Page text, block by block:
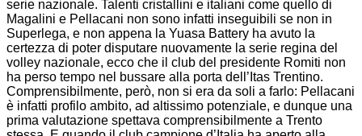
serie nazionale. Talenti cristallini e italiani come quello di
Magalini e Pellacani non sono infatti inseguibili se non in
Superlega, e non appena la Yuasa Battery ha avuto la
certezza di poter disputare nuovamente la serie regina del
volley nazionale, ecco che il club del presidente Romiti non
ha perso tempo nel bussare alla porta dell’Itas Trentino.
Comprensibilmente, però, non si era da soli a farlo: Pellacani
è infatti profilo ambito, ad altissimo potenziale, e dunque una
prima valutazione spettava comprensibilmente a Trento